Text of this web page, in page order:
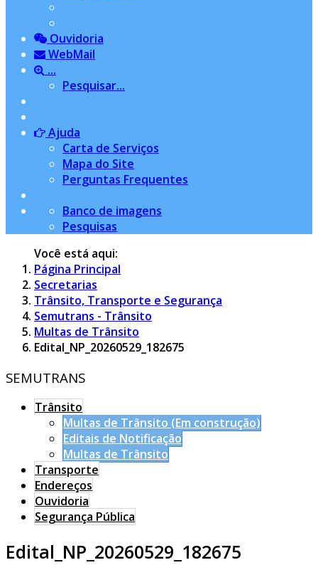
Ouvidoria
WebMail
...
Pesquisar...
Ajuda
Carta de Serviços
Mapa do Site
Perguntas Frequentes
Banco de imagens
Pesquisas
Você está aqui:
Página Principal
Secretarias
Trânsito, Transporte e Segurança
Semutrans - Trânsito
Multas de Trânsito
Edital_NP_20260529_182675
SEMUTRANS
Trânsito
Multas de Trânsito (Em construção)
Editais de Notificação
Multas de Trânsito
Transporte
Endereços
Ouvidoria
Segurança Pública
Edital_NP_20260529_182675